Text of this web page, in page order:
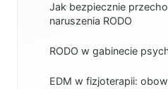
Jak bezpiecznie
naruszenia RODO
RODO w gabinecie
EDM w fizjoterapii: